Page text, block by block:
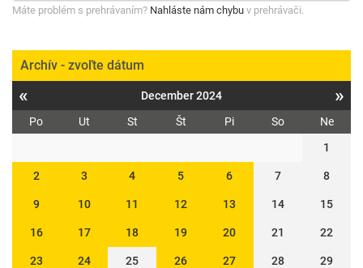
Máte problém s prehrávaním? Nahláste nám chybu v prehrávači.
Archív - zvoľte dátum
« December 2024 »
Po Ut St Št Pi So
Ne
1
2 3 4 5 6 7 8
9 10 11 12 13 14 15
16 17 18 19 20 21 22
23 24 25 26 27 28 29